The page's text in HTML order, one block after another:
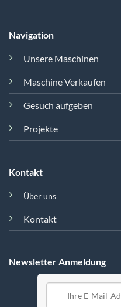
Navigation
Unsere Maschinen
Maschine Verkaufen
Gesuch aufgeben
Projekte
Kontakt
Über uns
Kontakt
Newsletter Anmeldung